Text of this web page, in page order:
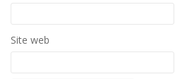
Site web